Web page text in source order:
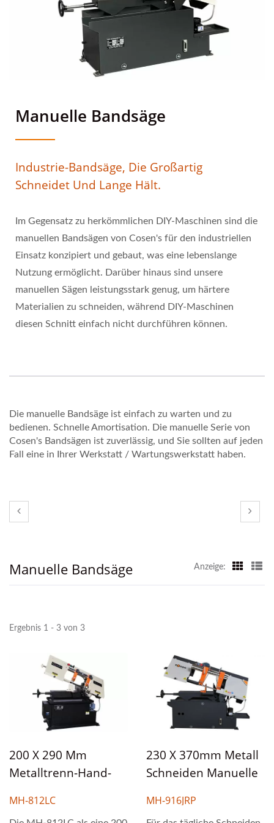
Manuelle Bandsäge
Industrie-Bandsäge, Die Großartig
Schneidet Und Lange Hält.
Im Gegensatz zu herkömmlichen DIY-Maschinen sind die
manuellen Bandsägen von Cosen's für den industriellen
Einsatz konzipiert und gebaut, was eine lebenslange
Nutzung ermöglicht. Darüber hinaus sind unsere
manuellen Sägen leistungsstark genug, um härtere
Materialien zu schneiden, während DIY-Maschinen
diesen Schnitt einfach nicht durchführen können.
Die manuelle Bandsäge ist einfach zu warten und zu
bedienen. Schnelle Amortisation. Die manuelle Serie von
Cosen's Bandsägen ist zuverlässig, und Sie sollten auf jeden
Fall eine in Ihrer Werkstatt / Wartungswerkstatt haben.
Manuelle Bandsäge Anzeige:
Ergebnis 1 - 3 von 3
200 X 290 Mm
Metalltrenn-Hand-
Scherenbandsäge.
MH-812LC
230 X 370mm Metall
Schneiden Manuelle
Scherenart
MH-916JRP